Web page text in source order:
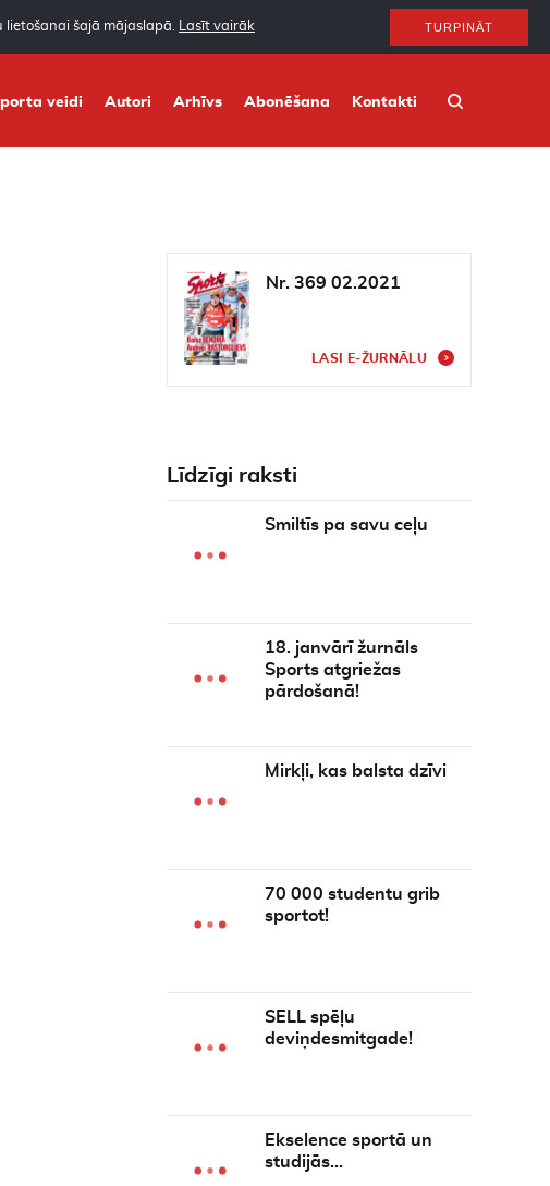
lietošanai šajā mājaslapā. Lasīt vairāk TURPINĀT
veidi Autori Arhīvs Abonēšana Kontakti
Nr. 369 02.2021
LASI E-ŽURNĀLU
Līdzīgi raksti
Smiltīs pa savu ceļu
18. janvārī žurnāls
Sports atgriežas
pārdošanā!
Mirkļi, kas balsta dzīvi
70 000 studentu grib
sportot!
SELL spēļu
deviņdesmitgade!
Ekselence sportā un
studijās…